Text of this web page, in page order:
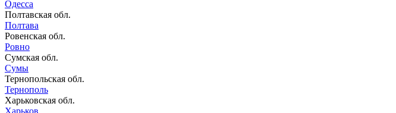
Одесса
Полтавская обл.
Полтава
Ровенская обл.
Ровно
Сумская обл.
Сумы
Тернопольская обл.
Тернополь
Харьковская обл.
Харьков